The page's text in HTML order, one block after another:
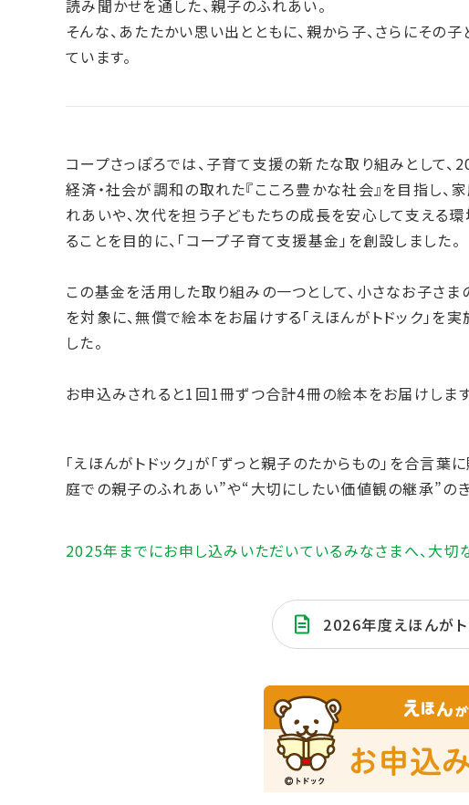
読み聞かせを通した、親子のふれあい。
そんな、あたたかい思い出とともに、親から子、さらにその
ています。
コープさっぽろでは、子育て支援の新たな取り組みとして、
経済・社会が調和の取れた『こころ豊かな社会』を目指し、
れあいや、次代を担う子どもたちの成長を安心して支える環
ることを目的に、「コープ子育て支援基金」を創設しました。
この基金を活用した取り組みの一つとして、小さなお子さ
を対象に、無償で絵本をお届けする「えほんがトドック」を実
した。
お申込みされると1回1冊ずつ合計4冊の絵本をお届けします
「えほんがトドック」が｢ずっと親子のたからもの｣を合言葉
庭での親子のふれあい”や“大切にしたい価値観の継承”のき
2025年までにお申し込みいただいているみなさまへ、大切
2026年度えほんがト